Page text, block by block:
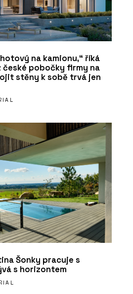
na kamionu,“ říká
české pobočky firmy na
stěny k sobě trvá jen
Šonky pracuje s
s horizontem